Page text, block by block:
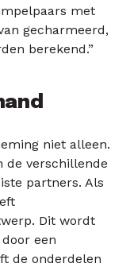
met
gecharmeerd,
berekend.”
niet alleen.
de verschillende
partners. Als
Dit wordt
een
de onderdelen